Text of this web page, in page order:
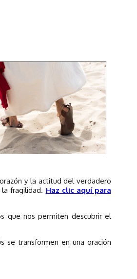
y la actitud del verdadero
fragilidad. Haz clic aquí para
que nos permiten descubrir el
se transformen en una oración